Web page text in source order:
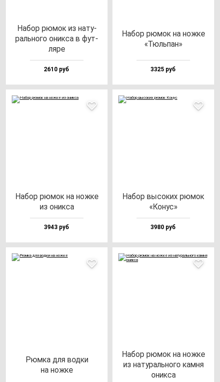
Набор рю­мок из на­ту­
раль­но­го оник­са в фут­
ля­ре
2610 руб
Набор рю­мок на нож­ке
«Тюль­пан»
3325 руб
Набор рю­мок на нож­ке
из оник­са
3943 руб
Набор вы­со­ких рю­мок
«Конус»
3980 руб
Рюм­ка для вод­ки
на нож­ке
Набор рю­мок на нож­ке
из на­ту­раль­но­го кам­ня
оник­са